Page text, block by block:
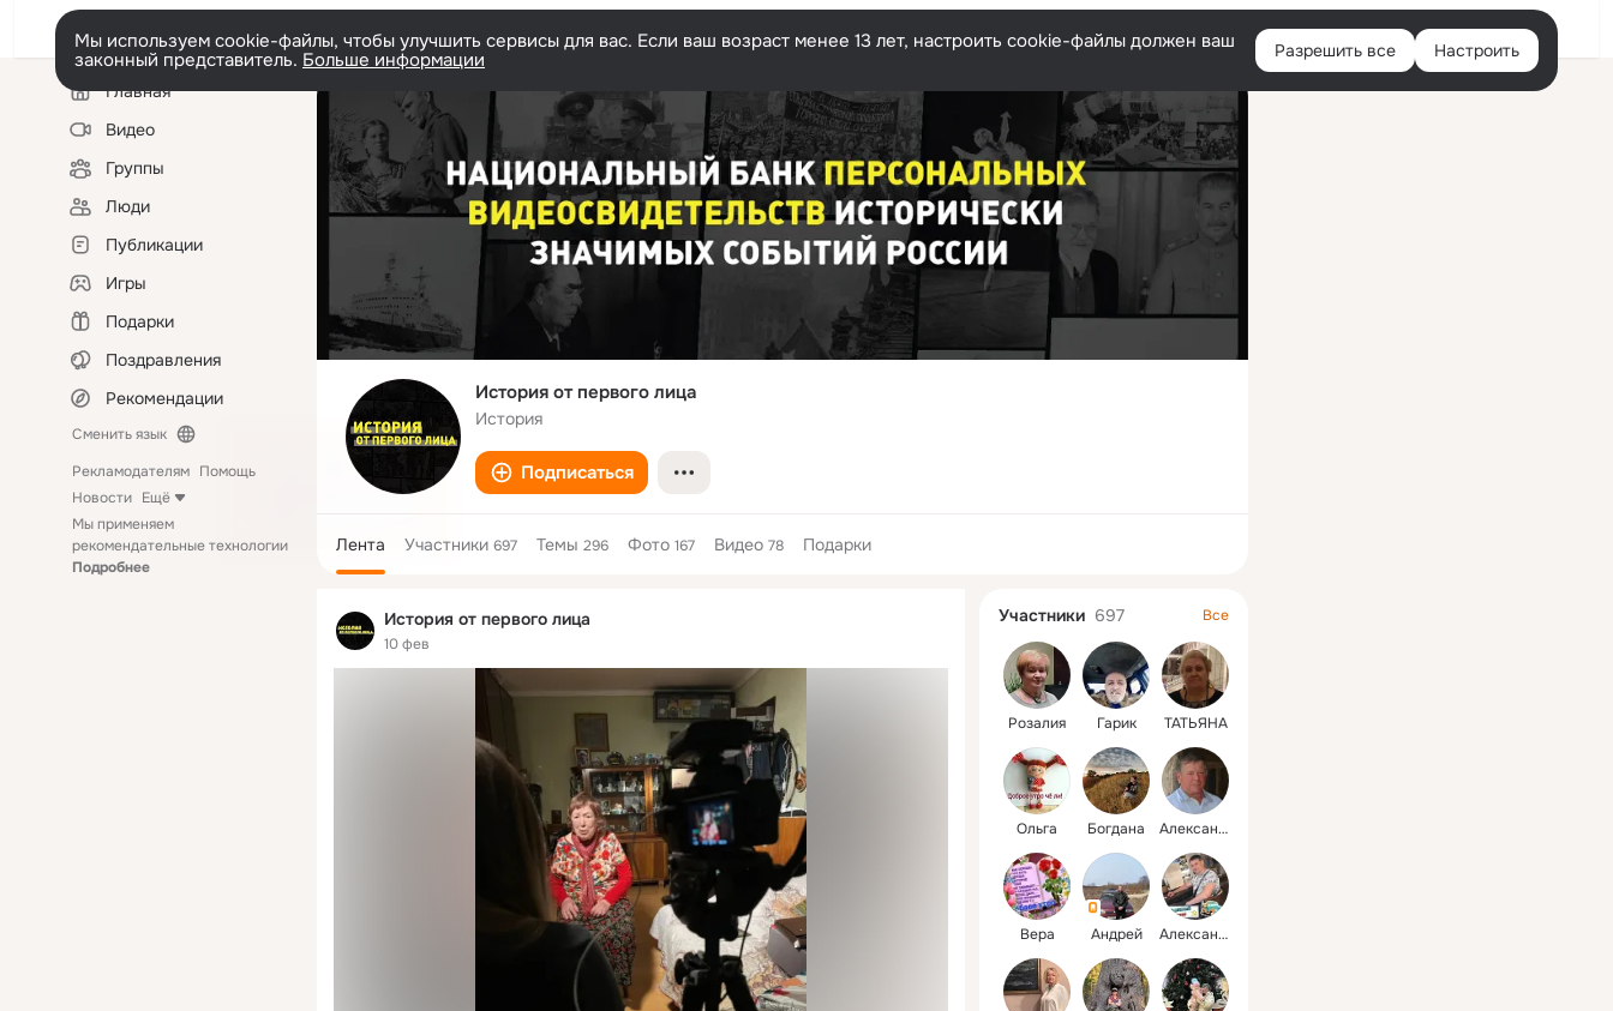
Войти
Мы используем cookie-файлы, чтобы улучшить сервисы для вас. Если ваш возраст менее 13 лет, настроить cookie-файлы должен ваш
законный представитель. Больше информации Разрешить все Настроить
Левая
колонкаГлавная
Видео
Группы
Люди
Публикации
Игры
Подарки
Поздравления
Рекомендации
Сменить язык
Рекламодателям Помощь
Новости Ещё
Мы применяем
рекомендательные технологии
Подробнее
История от первого лица
История
Подписаться
Лента Участники 697 Темы 296 Фото 167 Видео 78 Подарки
История от первого лица
10 фев
колонка
Участники 697 Все
Розалия Гарик ТАТЬЯНА
Ольга Богдана Александр
Вера Андрей Александр